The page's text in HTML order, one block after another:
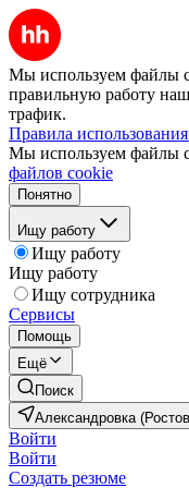
Мы используем файлы
правильную работу
трафик.
Правила
Мы используем файлы
файлов cookie
Понятно
Ищу работу
Ищу работу
Ищу работу
Ищу сотрудника
Сервисы
Помощь
Ещё
Поиск
Александровка
Войти
Войти
Создать резюме